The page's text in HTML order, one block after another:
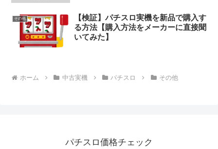
その他
【検証】パチスロ実機を新品で購入す
る方法【購入方法をメーカーに直接聞
いてみた】
ホーム 中古実機 パチスロ その他
パチスロ価格チェック